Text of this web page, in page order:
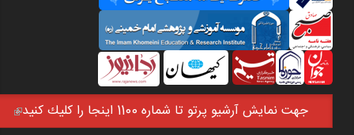
جهت نمايش آرشيو پرتو تا شماره 1100 اينجا را كليك كنيد